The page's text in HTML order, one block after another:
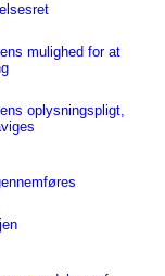
mulighed for at
oplysningspligt,